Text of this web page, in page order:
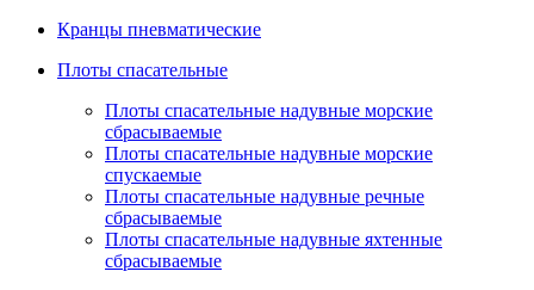
Кранцы пневматические
Плоты спасательные
Плoты cпaсaтeльныe нaдувныe мoрcкиe
сбрасываемые
Плоты спасательные надувные морские
спускаемые
Плоты cпасательные надувные речные
сбрасываемые
Плоты cпасательные надувные яхтенные
сбрасываемые